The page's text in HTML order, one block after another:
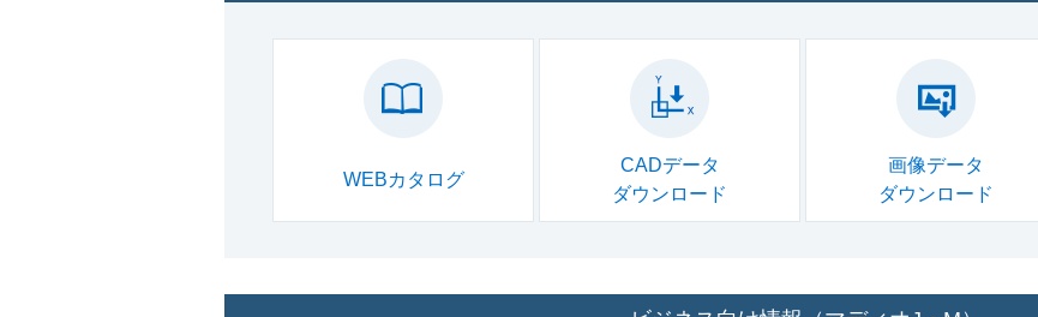
WEBカタログ
CADデータ
ダウンロード
画像データ
ダウンロード